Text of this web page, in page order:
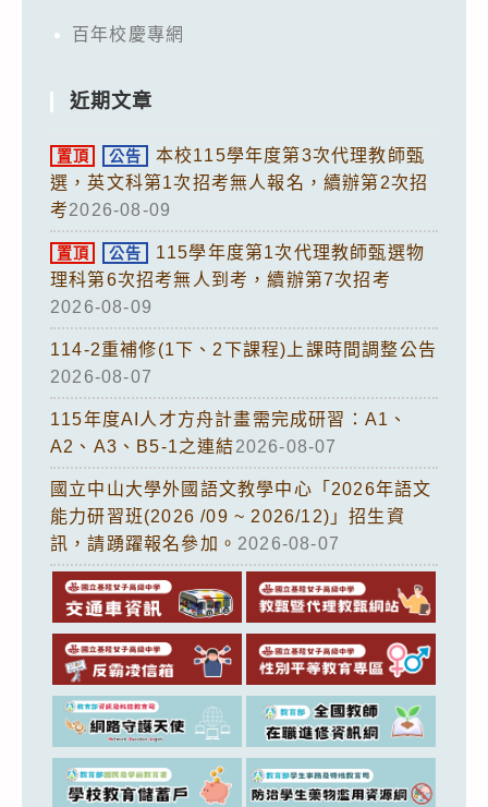
百年校慶專網
近期文章
置頂 公告
本校115學年度第3次代理教師甄
選，英文科第1次招考無人報名，續辦第2次招
考2026-08-09
置頂 公告
115學年度第1次代理教師甄選物
理科第6次招考無人到考，續辦第7次招考
2026-08-09
114-2重補修(1下、2下課程)上課時間調整公告
2026-08-07
115年度AI人才方舟計畫需完成研習：A1、
A2、A3、B5-1之連結2026-08-07
國立中山大學外國語文教學中心「2026年語文
能力研習班(2026 /09 ~ 2026/12)」招生資
訊，請踴躍報名參加。 2026-08-07